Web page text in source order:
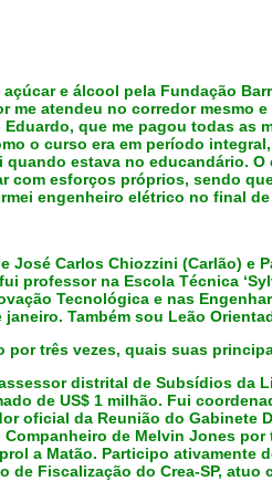
açúcar e álcool pela Fundação
me atendeu no corredor mesmo
que me pagou todas
o curso era em período
estava no educandário.
com esforços próprios, sendo
engenheiro elétrico no final de
Carlos Chiozzini (Carlão) e
na Escola Técnica
Tecnológica e nas
Também sou Leão
por três vezes, quais suas
distrital de Subsídios da
de US$ 1 milhão. Fui
oficial da Reunião do
de Melvin Jones
a Matão. Participo
Fiscalização do Crea-SP,